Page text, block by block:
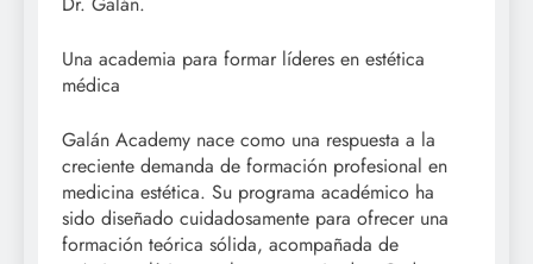
Una academia para formar líderes en estética
médica
Galán Academy nace como una respuesta a la
creciente demanda de formación profesional en
medicina estética. Su programa académico ha
sido diseñado cuidadosamente para ofrecer una
formación teórica sólida, acompañada de